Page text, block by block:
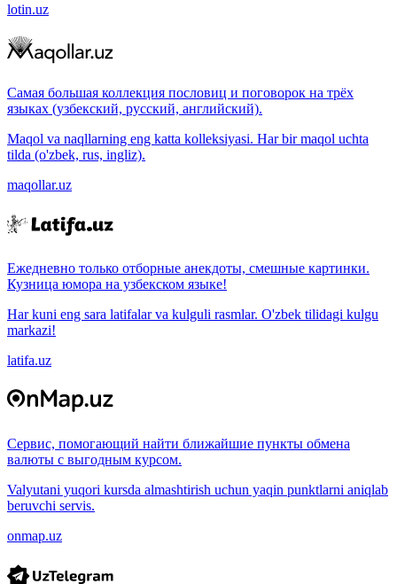
lotin.uz
Самая большая коллекция пословиц и поговорок на трёх
языках (узбекский, русский, английский).
Maqol va naqllarning eng katta kolleksiyasi. Har bir maqol uchta
tilda (o'zbek, rus, ingliz).
maqollar.uz
Ежедневно только отборные анекдоты, смешные картинки.
Кузница юмора на узбекском языке!
Har kuni eng sara latifalar va kulguli rasmlar. O'zbek tilidagi kulgu
markazi!
latifa.uz
Сервис, помогающий найти ближайшие пункты обмена
валюты с выгодным курсом.
Valyutani yuqori kursda almashtirish uchun yaqin punktlarni aniqlab
beruvchi servis.
onmap.uz